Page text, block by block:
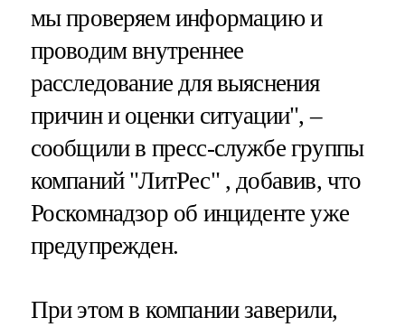
мы проверяем информацию и
проводим внутреннее
расследование для выяснения
причин и оценки ситуации", –
сообщили в пресс-службе группы
компаний "ЛитРес" , добавив, что
Роскомнадзор об инциденте уже
предупрежден.
При этом в компании заверили,